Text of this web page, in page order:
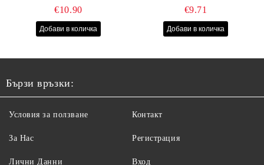
40СМ/70СМ - 100БР
€10.90
СЕ КОСА 1000МЛ
€9.71
Бързи връзки:
Условия за ползване
За Нас
Лични Данни
Контакт
Регистрация
Вход